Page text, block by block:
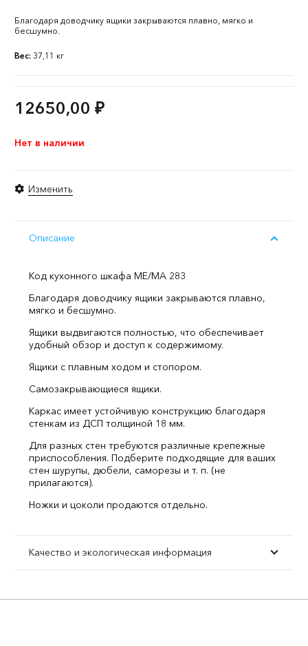
Благодаря доводчику ящики закрываются плавно, мягко и
бесшумно.
Вес: 37,11 кг
12650,00 ₽
Нет в наличии
Изменить
Описание
Код кухонного шкафа ME/MA 283
Благодаря доводчику ящики закрываются плавно,
мягко и бесшумно.
Ящики выдвигаются полностью, что обеспечивает
удобный обзор и доступ к содержимому.
Ящики с плавным ходом и стопором.
Самозакрывающиеся ящики.
Каркас имеет устойчивую конструкцию благодаря
стенкам из ДСП толщиной 18 мм.
Для разных стен требуются различные крепежные
приспособления. Подберите подходящие для ваших
стен шурупы, дюбели, саморезы и т. п. (не
прилагаются).
Ножки и цоколи продаются отдельно.
Качество и экологическая информация